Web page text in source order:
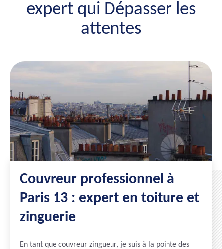
expert qui Dépasser les
attentes
Couvreur professionnel à
Paris 13 : expert en toiture et
zinguerie
En tant que couvreur zingueur, je suis à la pointe des